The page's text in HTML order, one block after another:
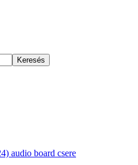
Keresés
audio board csere